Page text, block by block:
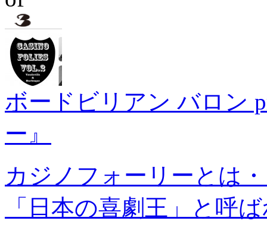
ボードビリアン バロン
ー』
カジノフォーリーとは
「日本の喜劇王」と呼